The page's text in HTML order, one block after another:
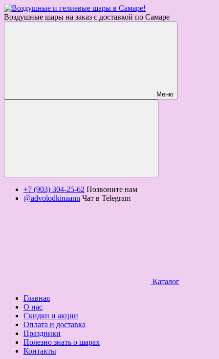
Воздушные шары на заказ с доставкой по Самаре
Меню
+7 (903) 304-25-62 Позвоните нам
@advolodkinaann Чат в Telegram
Каталог
Главная
О нас
Скидки и акции
Оплата и доставка
Праздники
Полезно знать о шарах
Контакты